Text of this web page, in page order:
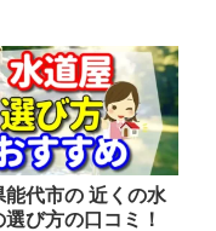
能代市の 近くの水
び方の口コミ！